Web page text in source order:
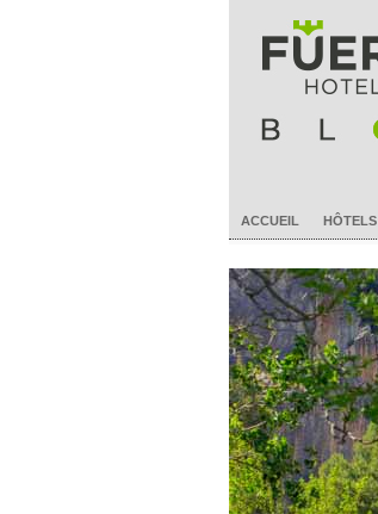
ACCUEIL HÔTELS